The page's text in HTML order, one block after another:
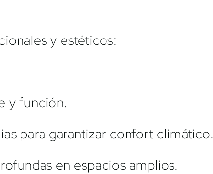
y estéticos:
y función.
para garantizar confort climático.
en espacios amplios.